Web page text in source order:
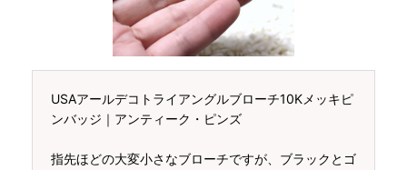
USAアールデコトライアングルブローチ10Kメッキピ
ンバッジ｜アンティーク・ピンズ
指先ほどの大変小さなブローチですが、ブラックとゴ